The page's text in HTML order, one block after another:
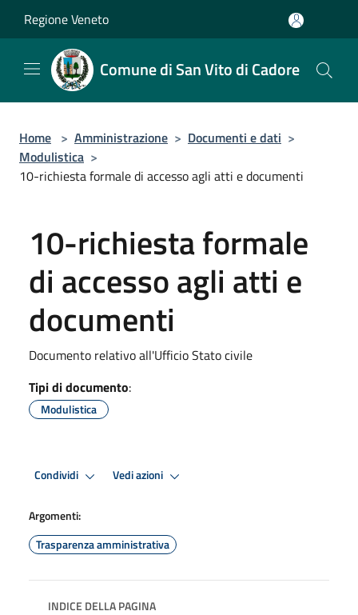
Regione Veneto
Comune di San Vito di Cadore
Home > Amministrazione > Documenti e dati >
Modulistica >
10-richiesta formale di accesso agli atti e documenti
10-richiesta formale
di accesso agli atti e
documenti
Documento relativo all'Ufficio Stato civile
Tipi di documento:
Modulistica
Condividi Vedi azioni
Argomenti:
Trasparenza amministrativa
INDICE DELLA PAGINA